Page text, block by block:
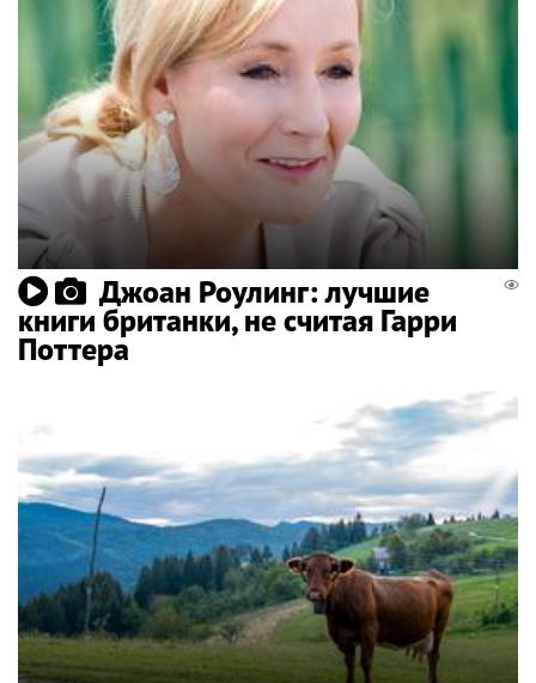
Джоан Роулинг: лучшие
книги британки, не считая Гарри
Поттера